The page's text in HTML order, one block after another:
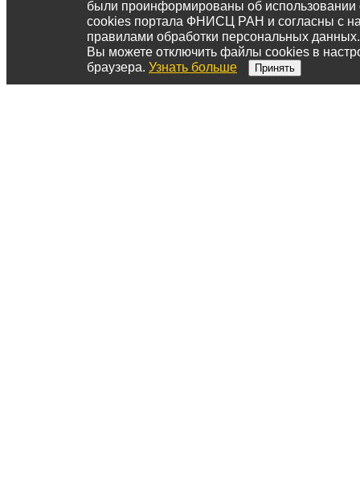
были проинформированы об
cookies портала ФНИСЦ РАН и согласны с
правилами обработки персональных данных.
Вы можете отключить файлы cookies в
браузера. Узнать больше Принять